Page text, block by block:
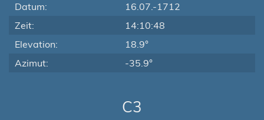
Datum:
16.07.-1712
Zeit:
14:10:48
Elevation:
18.9°
Azimut:
-35.9°
C3